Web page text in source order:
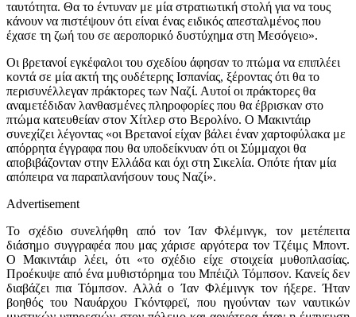
ταυτότητα. Θα το έντυναν με μία στρατιωτική στολή για να τους
κάνουν να πιστέψουν ότι είναι ένας ειδικός απεσταλμένος που
έχασε τη ζωή του σε αεροπορικό δυστύχημα στη Μεσόγειο».
Οι βρετανοί εγκέφαλοι του σχεδίου άφησαν το πτώμα να επιπλέει
κοντά σε μία ακτή της ουδέτερης Ισπανίας, ξέροντας ότι θα το
περισυνέλλεγαν πράκτορες των Ναζί. Αυτοί οι πράκτορες θα
αναμετέδιδαν λανθασμένες πληροφορίες που θα έβρισκαν στο
πτώμα κατευθείαν στον Χίτλερ στο Βερολίνο. Ο Μακιντάιρ
συνεχίζει λέγοντας «οι Βρετανοί είχαν βάλει έναν χαρτοφύλακα με
απόρρητα έγγραφα που θα υποδείκνυαν ότι οι Σύμμαχοι θα
αποβιβάζονταν στην Ελλάδα και όχι στη Σικελία. Οπότε ήταν μία
απόπειρα να παραπλανήσουν τους Ναζί».
Advertisement
Το σχέδιο συνελήφθη από τον Ίαν Φλέμινγκ, τον μετέπειτα
διάσημο συγγραφέα που μας χάρισε αργότερα τον Τζέιμς Μποντ.
Ο Μακιντάιρ λέει, ότι «το σχέδιο είχε στοιχεία μυθοπλασίας.
Προέκυψε από ένα μυθιστόρημα του Μπέιζιλ Τόμπσον. Κανείς δεν
διαβάζει πια Τόμπσον. Αλλά ο Ίαν Φλέμινγκ τον ήξερε. Ήταν
βοηθός του Ναυάρχου Γκόντφρεϊ, που ηγούνταν των ναυτικών